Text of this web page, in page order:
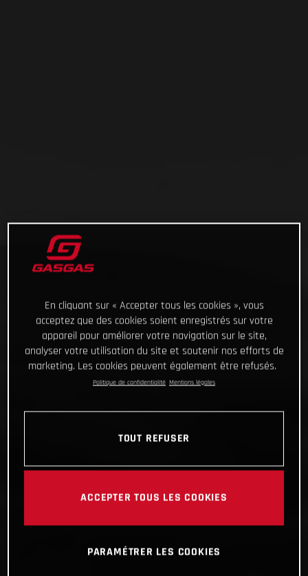
En cliquant sur « Accepter tous les cookies », vous
acceptez que des cookies soient enregistrés sur votre
appareil pour améliorer votre navigation sur le site,
analyser votre utilisation du site et soutenir nos efforts de
marketing. Les cookies peuvent également être refusés.
Politique de confidentialité Mentions légales
TOUT REFUSER
ACCEPTER TOUS LES COOKIES
PARAMÉTRER LES COOKIES